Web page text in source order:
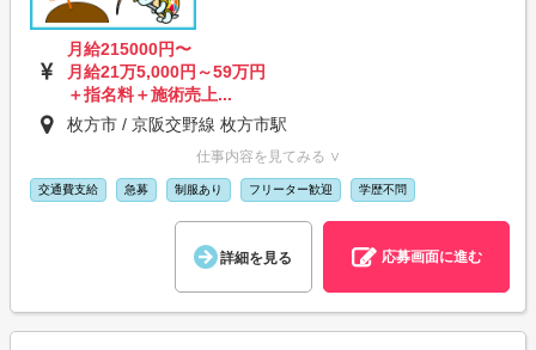
月給215000円〜
月給21万5,000円～59万円
＋指名料＋施術売上...
枚方市 / 京阪交野線 枚方市駅
仕事内容を見てみる ∨
交通費支給 急募 制服あり フリーター歓迎 学歴不問
詳細を見る 応募画面に進む